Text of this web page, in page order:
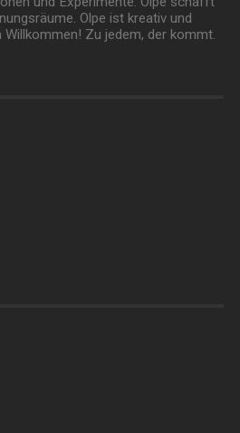
Olpe ist kreativ und
Willkommen! Zu jedem, der kommt.